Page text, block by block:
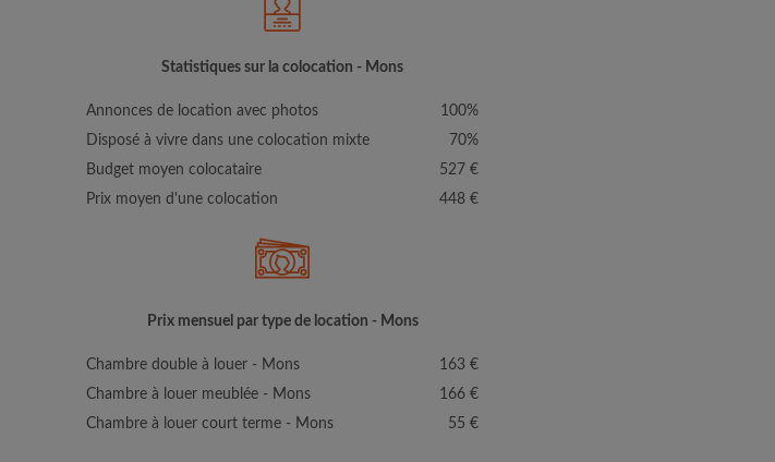
Statistiques sur la colocation - Mons
Annonces de location avec photos
100%
Disposé à vivre dans une colocation mixte
70%
Budget moyen colocataire
527 €
Prix moyen d'une colocation
448 €
Prix mensuel par type de location - Mons
Chambre double à louer - Mons
163 €
Chambre à louer meublée - Mons
166 €
Chambre à louer court terme - Mons
55 €